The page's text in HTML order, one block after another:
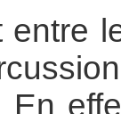
entre
En